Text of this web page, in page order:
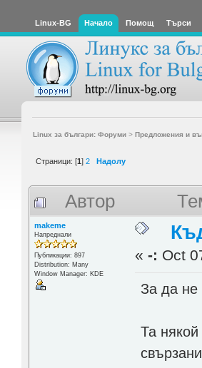
Linux-BG Начало Помощ Търси
Linux за българи: Форуми> Предложения и
Страници: [1] 2 Надолу
Автор
makeme
Напреднали
Публикации: 897
Distribution: Many
Window Manager: KDE
«-: Oct
За да не
Та